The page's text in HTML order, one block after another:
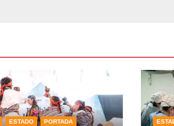
ESTADO PORTADA